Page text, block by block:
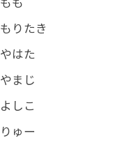
もりたき
やはた
やまじ
よしこ
りゅー